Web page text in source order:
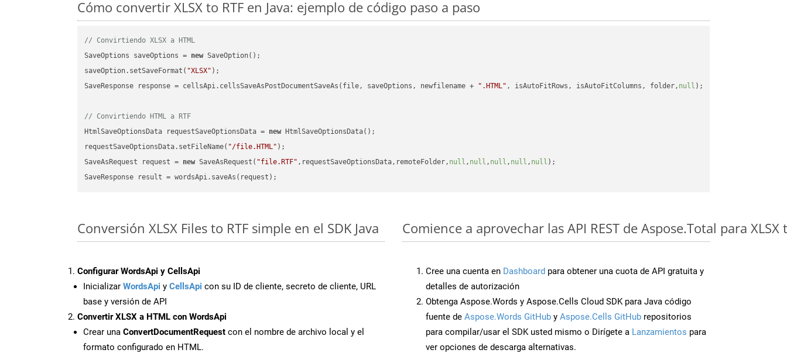
Cómo convertir XLSX to RTF en Java: ejemplo de código paso a paso
// Convirtiendo XLSX a HTML
SaveOptions saveOptions = new SaveOption();
saveOption.setSaveFormat( "XLSX" );
SaveResponse response = cellsApi.cellsSaveAsPostDocumentSaveAs(file, saveOptions, newfilename +
".HTML" , isAutoFitRows, isAutoFitColumns, folder, null );
// Convirtiendo HTML a RTF
HtmlSaveOptionsData requestSaveOptionsData = new HtmlSaveOptionsData();
requestSaveOptionsData.setFileName( "/file.HTML" );
SaveAsRequest request = new SaveAsRequest( "file.RTF" ,requestSaveOptionsData,remoteFolder, null , null , null , null , null );
Conversión XLSX Files to RTF simple en el SDK Java
Configurar WordsApi y CellsApi
Inicializar WordsApi y CellsApi con su ID de cliente, secreto de cliente, URL
base y versión de API
Convertir XLSX a HTML con WordsApi
Crear una ConvertDocumentRequest con el nombre de archivo local y el
formato configurado en HTML.
Comience a aprovechar las API REST de Aspose.Total para XLSX
Cree una cuenta en Dashboard para obtener una cuota de API gratuita y
detalles de autorización
Obtenga Aspose.Words y Aspose.Cells Cloud SDK para Java código
fuente de Aspose.Words GitHub y Aspose.Cells GitHub repositorios
para compilar/usar el SDK usted mismo o Dirígete a Lanzamientos para
ver opciones de descarga alternativas.